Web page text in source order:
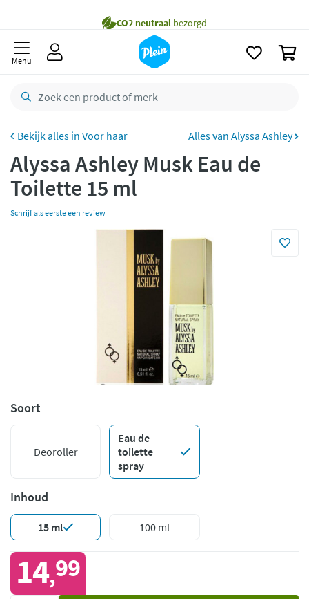
besteld,maandag
Gratisretourneren
Betaal met Klarna
Menu
Voor haar Alles van Alyssa Ashley
Alyssa Ashley Musk Eau de
Toilette 15 ml
Schrijf als eerste een review
Soort
Deoroller
Eau de
toilette
spray
Inhoud
15 ml 100 ml
14,99